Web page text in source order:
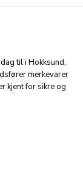
til i Hokksund,
merkevarer
kjent for sikre og